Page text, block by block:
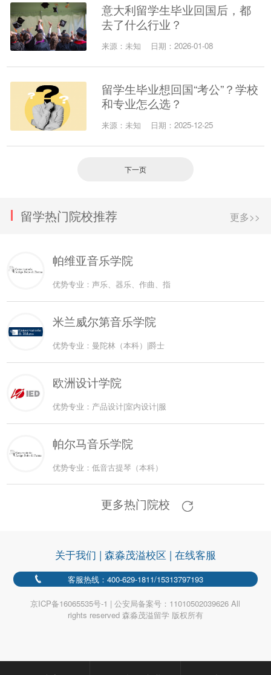
意大利留学生毕业回国后，都
去了什么行业？
来源：未知 日期：2026-01-08
留学生毕业想回国“考公”？学校
和专业怎么选？
来源：未知 日期：2025-12-25
下一页
留学热门院校推荐 更多>>
帕维亚音乐学院
优势专业：声乐、器乐、作曲、指
米兰威尔第音乐学院
优势专业：曼陀林（本科）|爵士
欧洲设计学院
优势专业：产品设计|室内设计|服
帕尔马音乐学院
优势专业：低音古提琴（本科）
更多热门院校
关于我们 | 森淼茂溢校区 | 在线客服
客服热线：400-629-1811/15313797193
京ICP备16065535号-1 | 公安局备案号：11010502039626 All
rights reserved 森淼茂溢留学 版权所有